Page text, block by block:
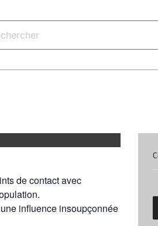
| spécial
de contact avec
influence insoupçonnée